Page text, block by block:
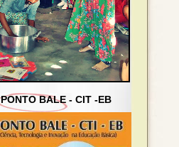
PONTO BALE - CIT -EB